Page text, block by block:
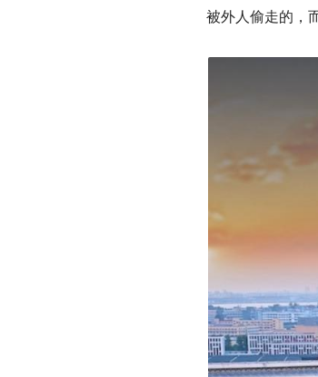
被外人偷走的，